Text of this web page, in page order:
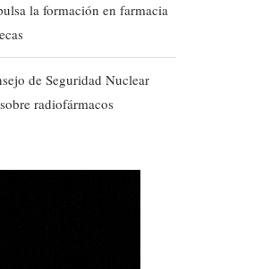
la formación en farmacia
de Seguridad Nuclear
radiofármacos